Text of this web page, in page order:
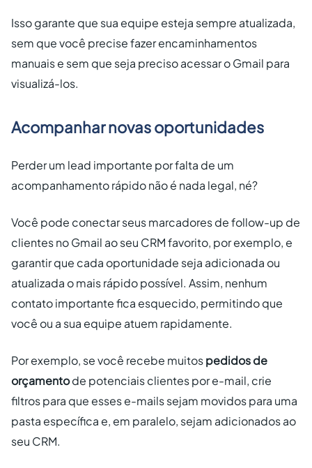
Isso garante que sua equipe esteja sempre atualizada,
sem que você precise fazer encaminhamentos
manuais e sem que seja preciso acessar o Gmail para
visualizá-los.
Acompanhar novas oportunidades
Perder um lead importante por falta de um
acompanhamento rápido não é nada legal, né?
Você pode conectar seus marcadores de follow-up de
clientes no Gmail ao seu CRM favorito, por exemplo, e
garantir que cada oportunidade seja adicionada ou
atualizada o mais rápido possível. Assim, nenhum
contato importante fica esquecido, permitindo que
você ou a sua equipe atuem rapidamente.
Por exemplo, se você recebe muitospedidos de
orçamentode potenciais clientes por e-mail, crie
filtros para que esses e-mails sejam movidos para uma
pasta específica e, em paralelo, sejam adicionados ao
seu CRM.